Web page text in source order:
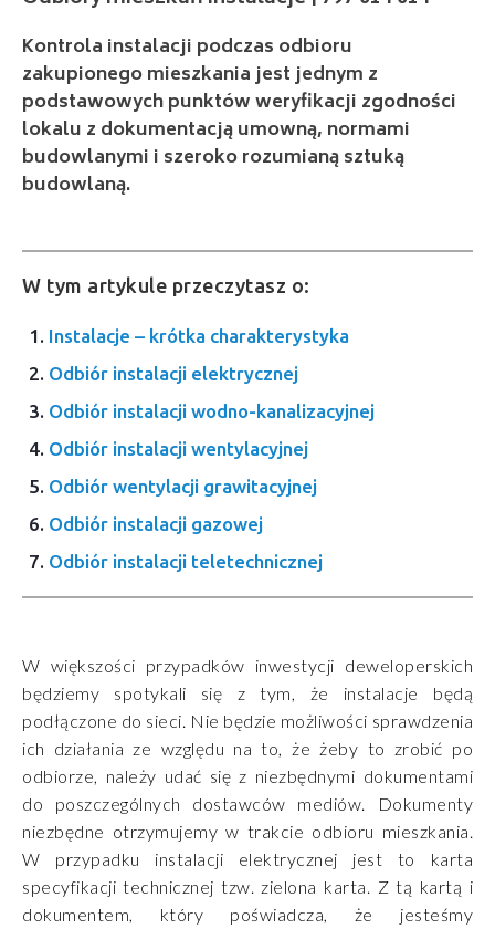
Kontrola instalacji podczas odbioru
zakupionego mieszkania jest jednym z
podstawowych punktów weryfikacji zgodności
lokalu z dokumentacją umowną, normami
budowlanymi i szeroko rozumianą sztuką
budowlaną.
W tym artykule przeczytasz o:
Instalacje – krótka charakterystyka
Odbiór instalacji elektrycznej
Odbiór instalacji wodno-kanalizacyjnej
Odbiór instalacji wentylacyjnej
Odbiór wentylacji grawitacyjnej
Odbiór instalacji gazowej
Odbiór instalacji teletechnicznej
W większości przypadków inwestycji deweloperskich
będziemy spotykali się z tym, że instalacje będą
podłączone do sieci. Nie będzie możliwości sprawdzenia
ich działania ze względu na to, że żeby to zrobić po
odbiorze, należy udać się z niezbędnymi dokumentami
do poszczególnych dostawców mediów. Dokumenty
niezbędne otrzymujemy w trakcie odbioru mieszkania.
W przypadku instalacji elektrycznej jest to karta
specyfikacji technicznej tzw. zielona karta. Z tą kartą i
dokumentem, który poświadcza, że jesteśmy